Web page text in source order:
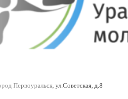
Первоуральск, ул.Советская, д.8